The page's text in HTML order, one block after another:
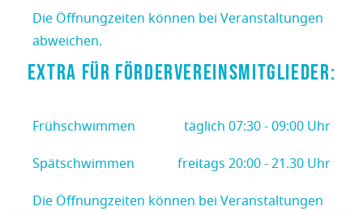
Die Öffnungzeiten können bei Veranstaltungen
abweichen.
EXTRA für Fördervereinsmitglieder:
Frühschwimmen täglich 07:30 - 09:00 Uhr
Spätschwimmen freitags 20:00 - 21.30 Uhr
Die Öffnungzeiten können bei Veranstaltungen